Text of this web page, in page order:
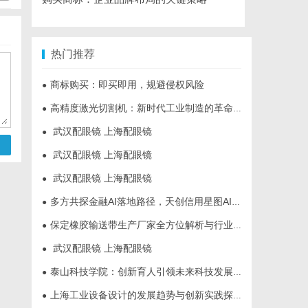
热门推荐
● 商标购买：即买即用，规避侵权风险
● 高精度激光切割机：新时代工业制造的革命者
● 武汉配眼镜 上海配眼镜
● 武汉配眼镜 上海配眼镜
● 武汉配眼镜 上海配眼镜
● 多方共探金融AI落地路径，天创信用星图AI助力产业金融智能升级
● 保定橡胶输送带生产厂家全方位解析与行业发展前景
● 武汉配眼镜 上海配眼镜
● 泰山科技学院：创新育人引领未来科技发展新高地
● 上海工业设备设计的发展趋势与创新实践探索